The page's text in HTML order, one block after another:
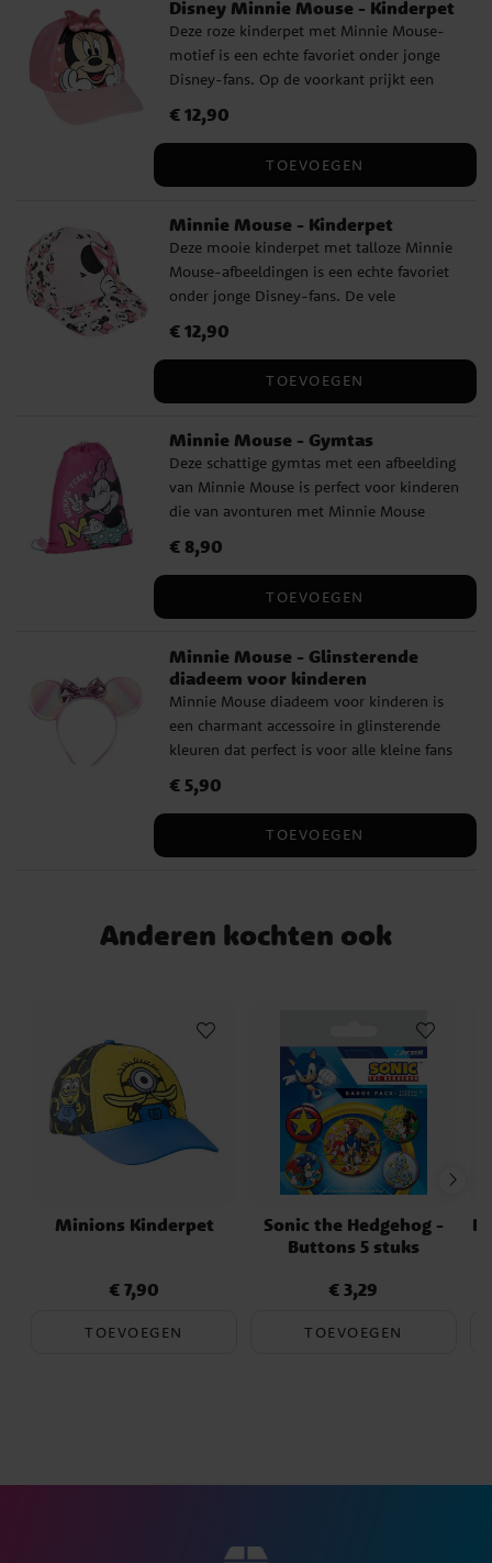
Disney Minnie Mouse - Kinderpet
Deze roze kinderpet met Minnie Mouse-
motief is een echte favoriet onder jonge
Disney-fans. Op de voorkant prijkt een
een glanzende satijnen strik die de pet een
klep is geborduurd met de naam Minnie in
pet is gemaakt van een zachte en slijtvaste
mix van katoen en polyester. De omtrek is
ca. 53 cm en de pet is verstelbaar aan de
achterkant, zodat hij geschikt is voor
kinderen van ongeveer 4 tot 6 jaar. Een
officieel gelicentieerd Disney-product van
Prijs :€ 12,90
€ 12,90
TOEVOEGEN
Minnie Mouse - Kinderpet
Deze mooie kinderpet met talloze Minnie
Mouse-afbeeldingen is een echte favoriet
onder jonge Disney-fans. De vele
speelse en charmante uitstraling. De pet is
katoen-polyestermix. De omtrek is ca. 53
– geschikt voor kinderen van ongeveer 4
tot 6 jaar. Een officieel gelicentieerd
Disney-product van Cerdá.
Prijs :€ 12,90
€ 12,90
TOEVOEGEN
Minnie Mouse - Gymtas
Deze schattige gymtas met een afbeelding
van Minnie Mouse is perfect voor kinderen
die van avonturen met Minnie Mouse
waar alle trainingskleding en andere
duurzaam materiaal. Dit is een officieel
perfecte keuze is voor alle Minnie Mouse-
fans!
Prijs :€ 8,90
€ 8,90
TOEVOEGEN
Minnie Mouse - Glinsterende
diadeem voor kinderen
Minnie Mouse diadeem voor kinderen is
een charmant accessoire in glinsterende
kleuren dat perfect is voor alle kleine fans
gelicenseerd product.
Prijs:€ 5,90
€ 5,90
TOEVOEGEN
Anderen kochten ook
Minions Kinderpet
Prijs :€ 7,90
€ 7,90
TOEVOEGEN
Sonic the Hedgehog -
Buttons 5 stuks
Prijs :€ 3,29
€ 3,29
TOEVOEGEN